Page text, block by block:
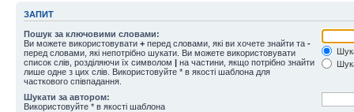
ЗАПИТ
Пошук за ключовими словами:
Ви можете використовувати + перед словами, які ви хочете знайти та -
перед словами, які непотрібно шукати. Ви можете використовувати
список слів, розділяючи їх символом | на частини, якщо потрібно знайти
лише одне з цих слів. Використовуйте * в якості шаблона для
часткового співпадання.
Шукати за автором:
Використовуйте * в якості шаблона